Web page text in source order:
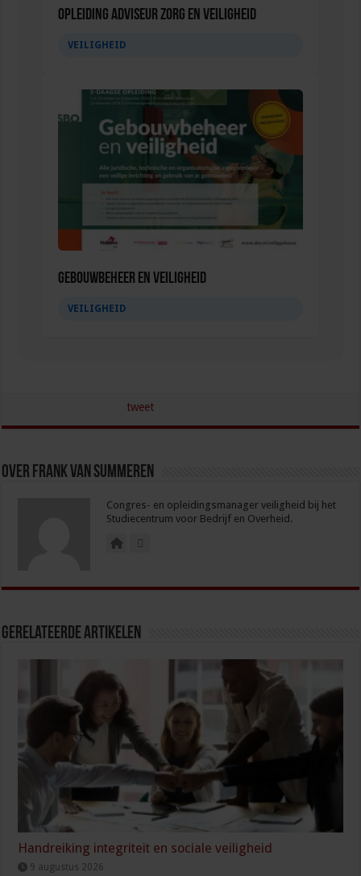
Opleiding Adviseur zorg en veiligheid
VEILIGHEID
Gebouwbeheer en veiligheid
VEILIGHEID
tweet
Over Frank van Summeren
Congres- en opleidingsmanager veiligheid bij het
Studiecentrum voor Bedrijf en Overheid.
Gerelateerde Artikelen
Handreiking integriteit en sociale veiligheid
9 augustus 2026